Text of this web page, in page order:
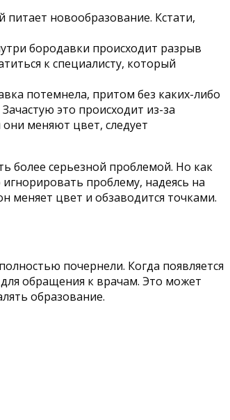
питает новообразование. Кстати,
бородавки происходит разрыв
к специалисту, который
потемнела, притом без каких-либо
это происходит из-за
меняют цвет, следует
более серьезной проблемой. Но как
проблему, надеясь на
меняет цвет и обзаводится точками.
почернели. Когда появляется
обращения к врачам. Это может
образование.